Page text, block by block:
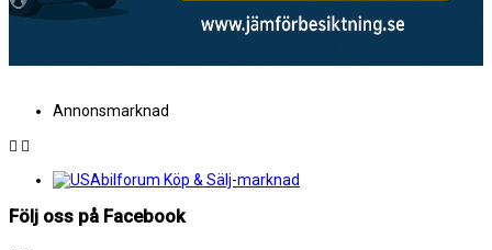
Annonsmarknad
Följ oss på Facebook